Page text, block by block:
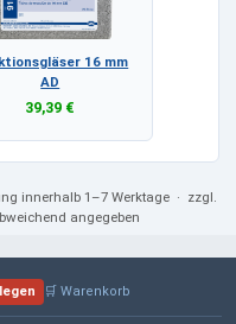
16 mm
AD
39,39 €
innerhalb 1–7 Werktage · zzgl.
angegeben
🛒 Warenkorb